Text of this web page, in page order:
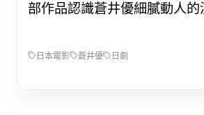
部作品認識蒼井優細膩動人的
日本電影 蒼井優 日劇